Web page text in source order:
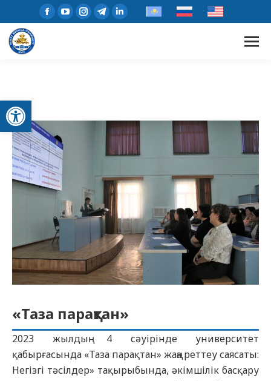
Open toolbar
«Таза парақтан»
2023 жылдың 4 сәуірінде университет
қабырғасында «Таза парақтан» жаңа реттеу саясаты:
Негізгі тәсілдер» тақырыбында, әкімшілік басқару